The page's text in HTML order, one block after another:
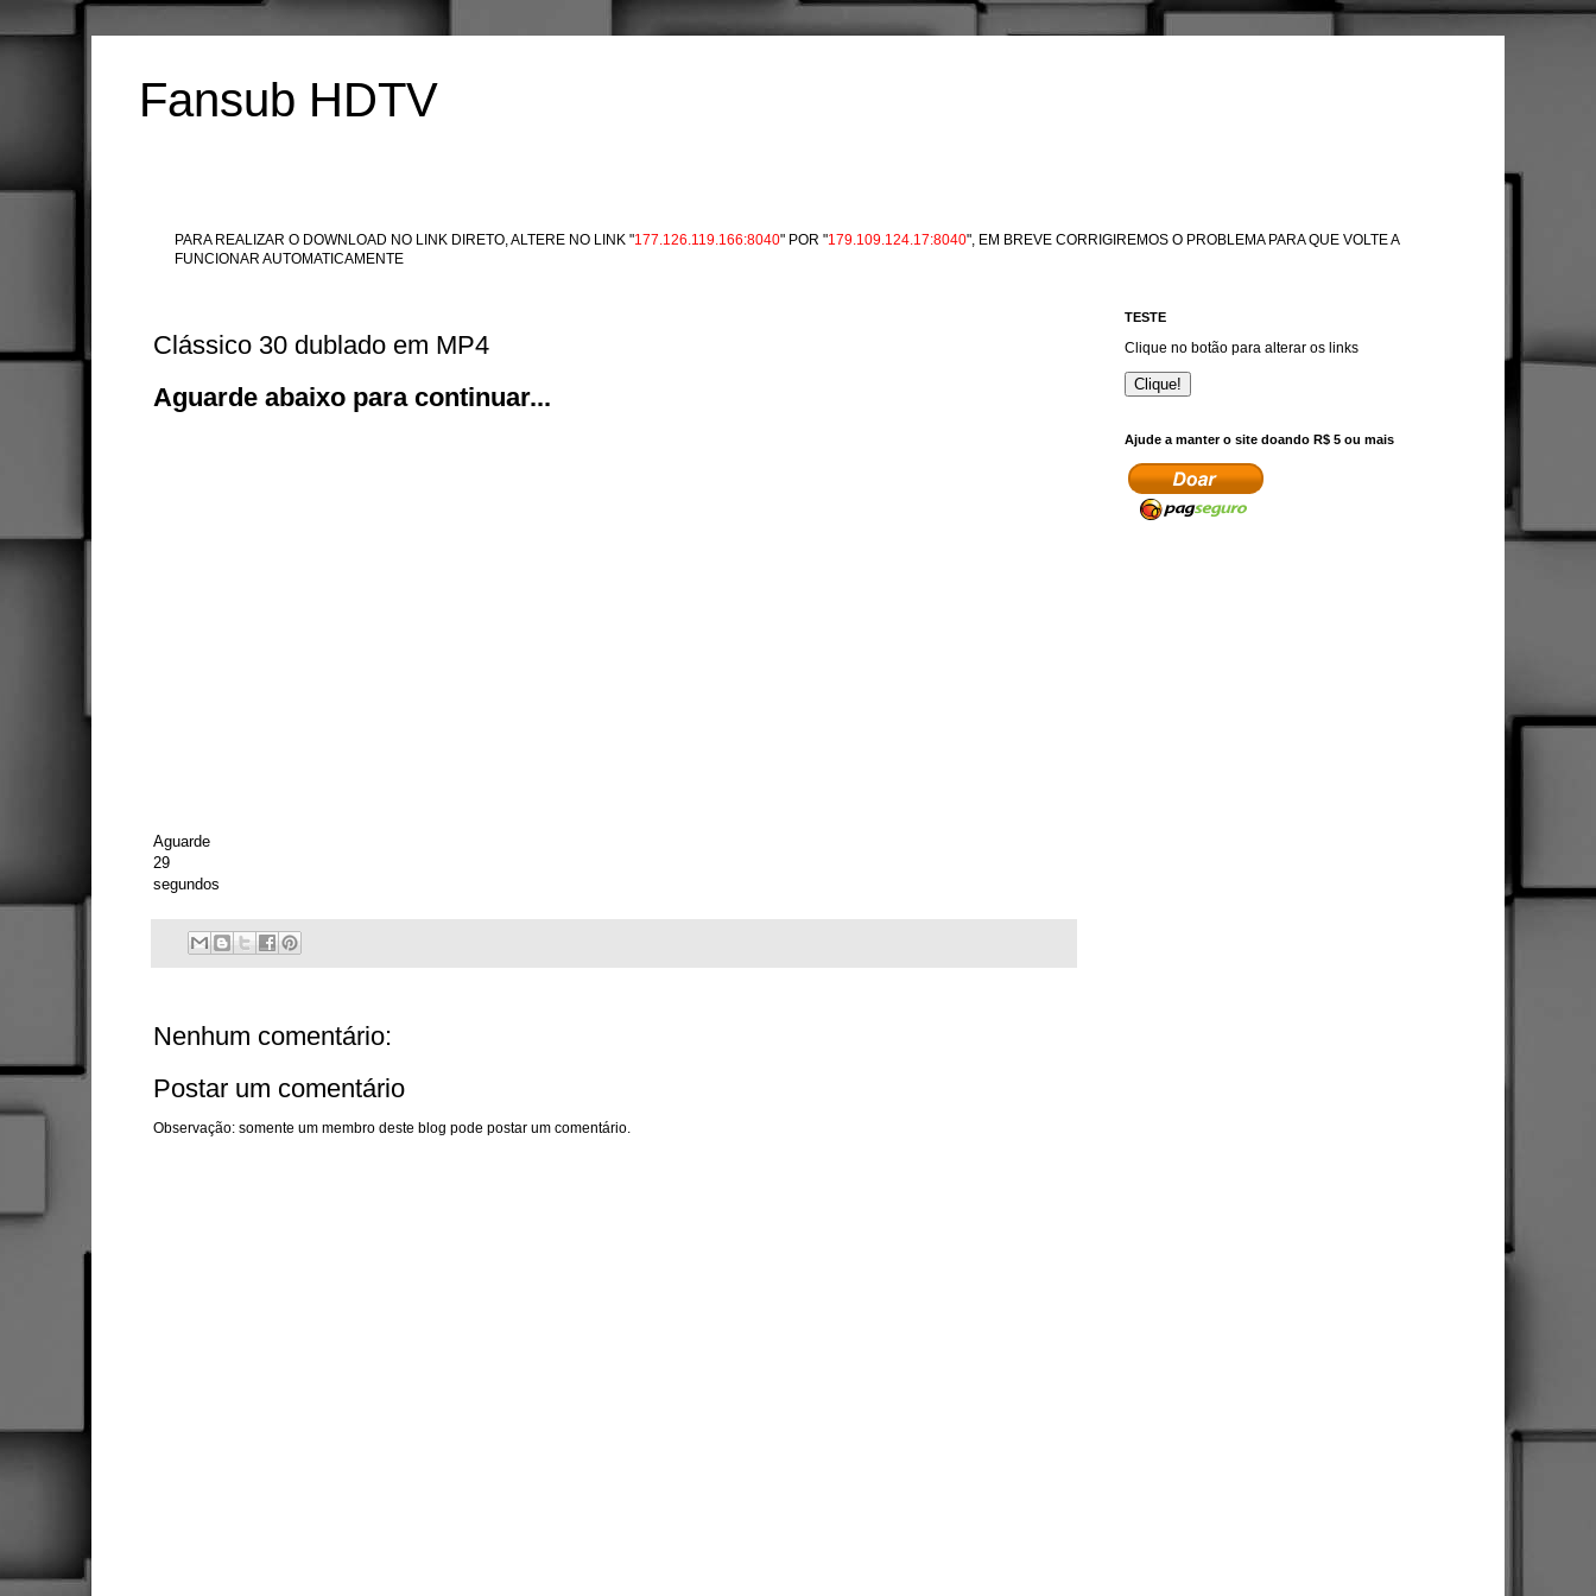
Fansub HDTV
PARA REALIZAR O DOWNLOAD NO LINK DIRETO, ALTERE NO LINK "177.126.119.166:8040" POR "179.109.124.17:8040", EM BREVE CORRIGIREMOS O PROBLEMA PARA QUE VOLTE A
FUNCIONAR AUTOMATICAMENTE
Clássico 30 dublado em MP4
Aguarde abaixo para continuar...
Aguarde
29
segundos
Nenhum comentário:
Postar um comentário
Observação: somente um membro deste blog pode postar um comentário.
TESTE
Clique no botão para alterar os links
Clique!
Ajude a manter o site doando R$ 5 ou mais